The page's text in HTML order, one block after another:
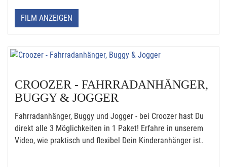
FILM ANZEIGEN
CROOZER - FAHRRADANHÄNGER,
BUGGY & JOGGER
Fahrradanhänger, Buggy und Jogger - bei Croozer hast Du
direkt alle 3 Möglichkeiten in 1 Paket! Erfahre in unserem
Video, wie praktisch und flexibel Dein Kinderanhänger ist.